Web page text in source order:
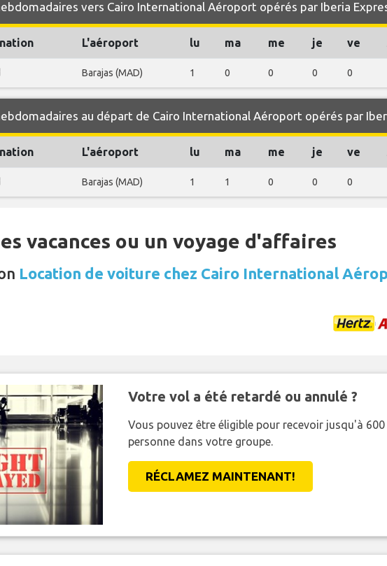
vers Cairo International Aéroport opérés par Iberia
L'aéroport lu ma me je ve
Barajas (MAD) 1 0 0 0 0
au départ de Cairo International Aéroport opérés par
L'aéroport lu ma me je ve
Barajas (MAD) 1 1 0 0 0
vacances ou un voyage d'affaires
Location de voiture chez Cairo International
Votre vol a été retardé ou annulé ?
Vous pouvez être éligible pour recevoir jusqu'à
personne dans votre groupe.
RÉCLAMEZ MAINTENANT!